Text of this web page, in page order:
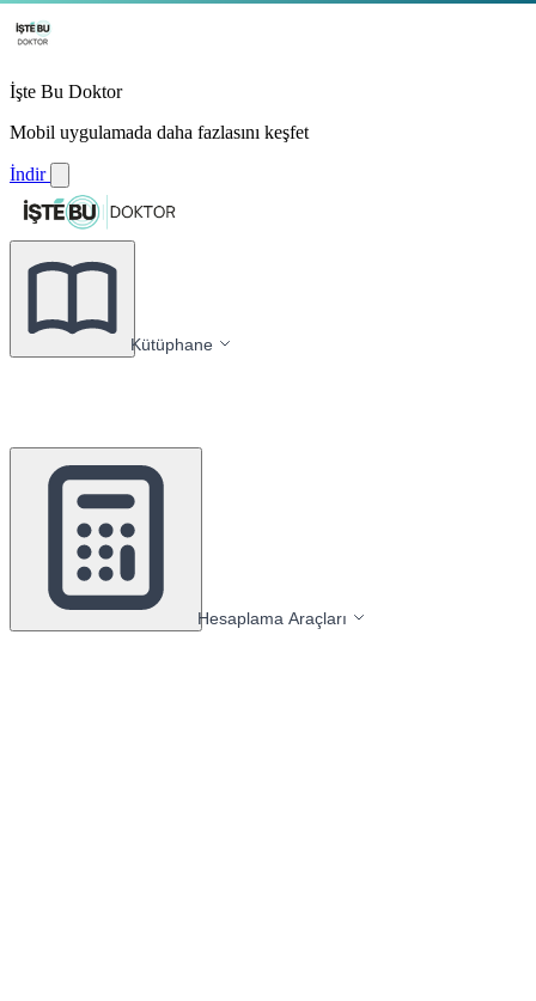
İşte Bu Doktor
Mobil uygulamada daha fazlasını keşfet
İndir
Kütüphane
Hesaplama Araçları